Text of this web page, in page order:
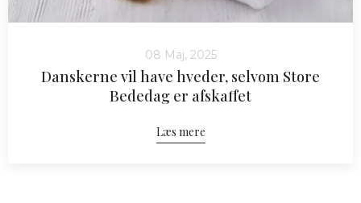
08 Maj, 2025
Danskerne vil have hveder, selvom Store
Bededag er afskaffet
Læs mere